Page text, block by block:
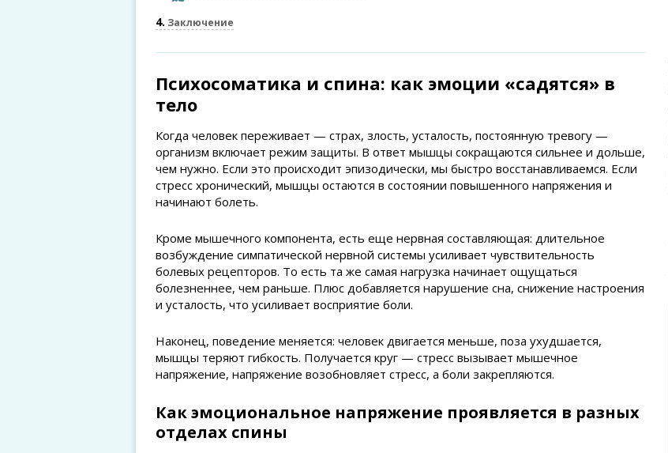
4 Заключение
Психосоматика и спина: как эмоции «садятся» в
тело
Когда человек переживает — страх, злость, усталость, постоянную тревогу —
организм включает режим защиты. В ответ мышцы сокращаются сильнее и дольше,
чем нужно. Если это происходит эпизодически, мы быстро восстанавливаемся. Если
стресс хронический, мышцы остаются в состоянии повышенного напряжения и
начинают болеть.
Кроме мышечного компонента, есть еще нервная составляющая: длительное
возбуждение симпатической нервной системы усиливает чувствительность
болевых рецепторов. То есть та же самая нагрузка начинает ощущаться
болезненнее, чем раньше. Плюс добавляется нарушение сна, снижение настроения
и усталость, что усиливает восприятие боли.
Наконец, поведение меняется: человек двигается меньше, поза ухудшается,
мышцы теряют гибкость. Получается круг — стресс вызывает мышечное
напряжение, напряжение возобновляет стресс, а боли закрепляются.
Как эмоциональное напряжение проявляется в разных
отделах спины